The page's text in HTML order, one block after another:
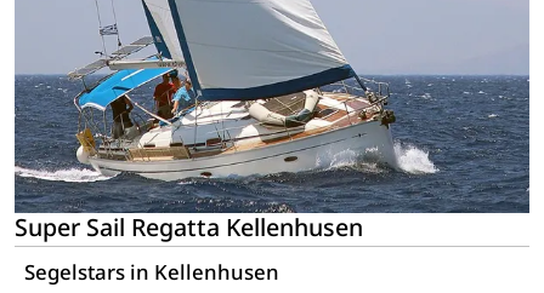
Super Sail Regatta Kellenhusen
Segelstars in Kellenhusen